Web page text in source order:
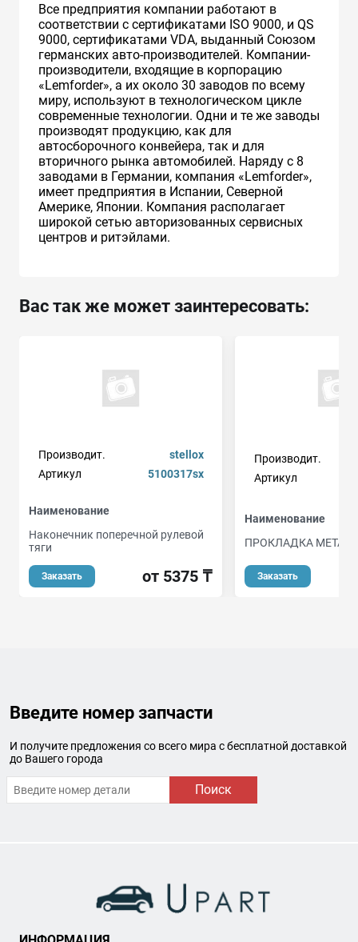
Все предприятия компании работают в
соответствии с сертификатами ISO 9000, и QS
9000, сертификатами VDA, выданный Союзом
германских авто-производителей. Компании-
производители, входящие в корпорацию
«Lemforder», а их около 30 заводов по всему
миру, используют в технологическом цикле
современные технологии. Одни и те же заводы
производят продукцию, как для
автосборочного конвейера, так и для
вторичного рынка автомобилей. Наряду с 8
заводами в Германии, компания «Lemforder»,
имеет предприятия в Испании, Северной
Америке, Японии. Компания располагает
широкой сетью авторизованных сервисных
центров и ритэйлами.
Вас так же может заинтересовать:
Производит.
stellox
Артикул
5100317sx
Наименование
Наконечник поперечной рулевой
тяги
Заказать от 5375 ₸
Производит.
Артикул
Наименование
ПРОКЛАДКА
Заказать
Введите номер запчасти
И получите предложения со всего мира с бесплатной доставкой
до Вашего города
Поиск